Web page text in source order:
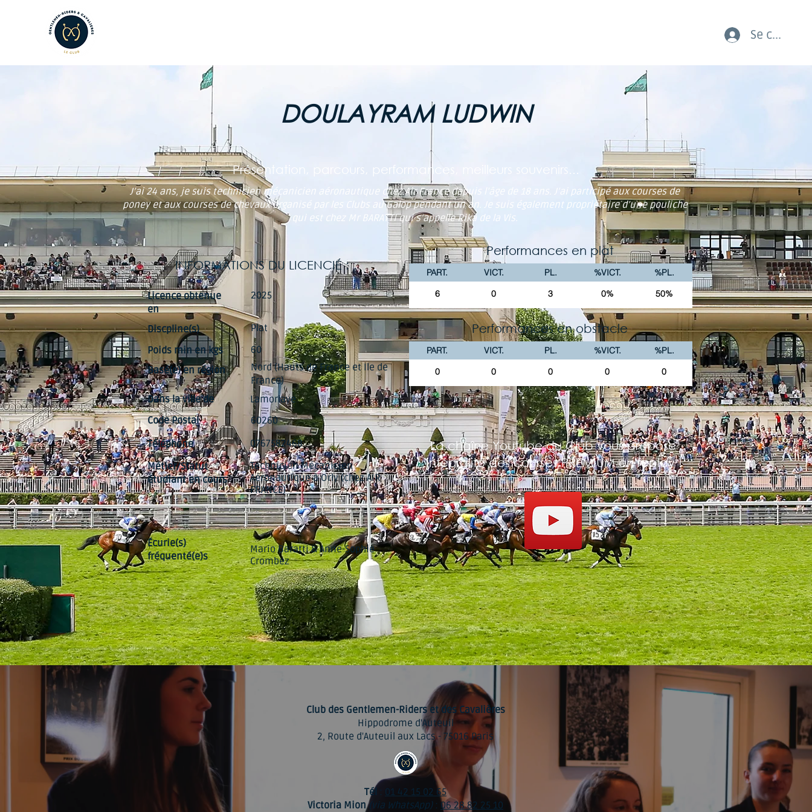
Se
DOULAYRAM LUDWIN
Présentation, parcours, performances, meilleurs souvenirs...
J’ai 24 ans, je suis technicien mécanicien aéronautique chez Air France depuis l’âge de 18 ans. J’ai participé aux courses de
poney et aux courses de chevaux organisé par les Clubs au Galop pendant un an. Je suis également propriétaire d’une pouliche
qui est chez Mr BARATTI qui s’appelle Rika de la Vis.
INFORMATIONS DU LICENCIÉ :
Licence obtenue
en
Discpline(s)
Poids min en kgs
Basé(e) en région
Dans la ville de
Code Postal
Téléphone
Métier/Statut
étudiant en cours
2025
Plat
60
Nord (Hauts de France et Ile de
France)
Lamorlaye
60260
0767582468
Technicien Mécanicien
Aéronautique à Orly (chez AIR
FRANCE)
Écurie(s)
fréquenté(e)s
Mario Baratti & Anne-Sophie
Crombez
Performances en plat
PART. VICT. PL. %VICT.
%PL.
6
0 3 0% 50%
Performances en obstacle
PART. VICT. PL. %VICT.
%PL.
0
0 0 0 0
La chaîne Youtube du Club vous propose
'intégralité des courses PREMIUM en replay !
Club des Gentlemen-Riders et des Cavalières
Hippodrome d'Auteuil
2, Route d'Auteuil aux Lacs - 75016 Paris
Tél : 01 42 15 02 65
Victoria Mion(via WhatsApp): 06 28 82 25 10